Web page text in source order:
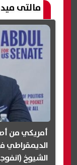
مالتى
أمريكي من
الشيوخ